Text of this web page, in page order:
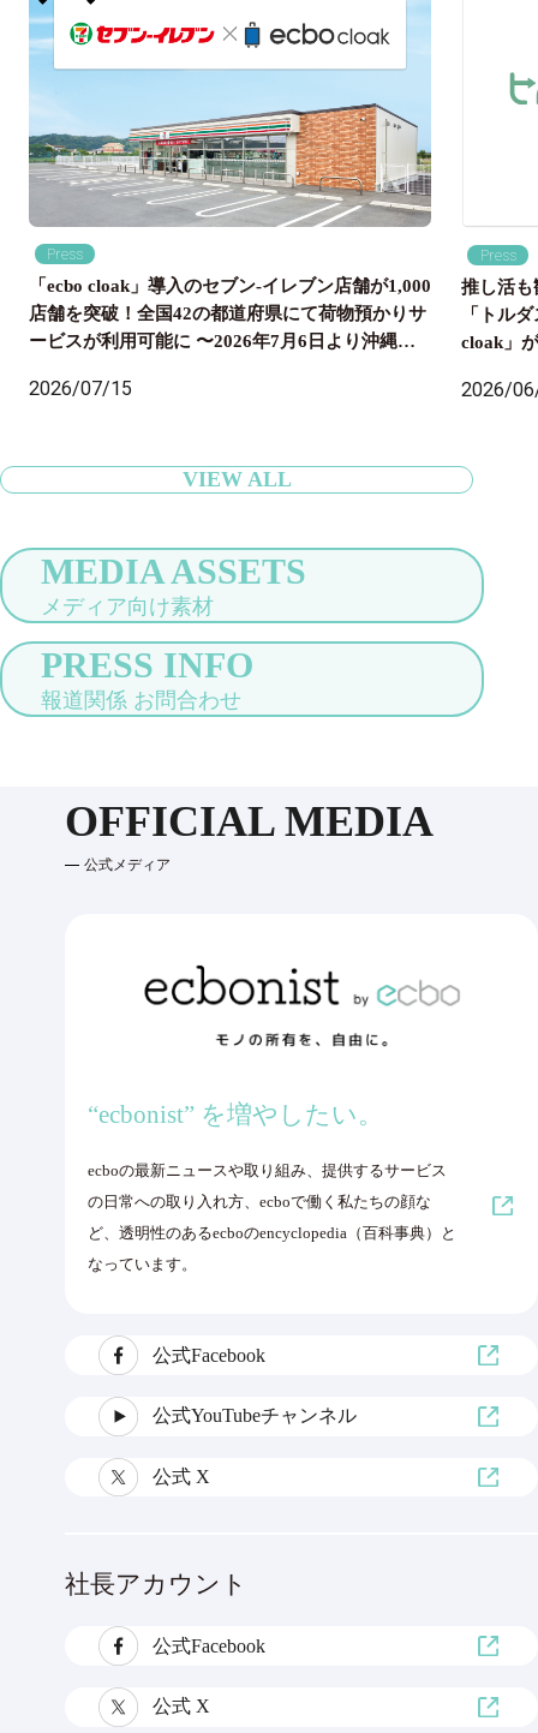
Press
「ecbo cloak」導入のセブン‐イレブン店舗が1,000
店舗を突破！全国42の都道府県にて荷物預かりサ
ービスが利用可能に 〜2026年7月6日より沖縄県
行者の身軽な旅をサポート〜
2026/07/15
Press
推し活
「トル
cloak」
2026/
VIEW ALL
MEDIA ASSETS
メディア向け素材
PRESS INFO
報道関係 お問合わせ
OFFICIAL MEDIA
公式メディア
“ecbonist” を増やしたい。
ecboの最新ニュースや取り組み、提供するサービス
の日常への取り入れ方、ecboで働く私たちの顔な
ど、透明性のあるecboのencyclopedia（百科事典）と
なっています。
公式Facebook
公式YouTubeチャンネル
公式 X
社長アカウント
公式Facebook
公式 X